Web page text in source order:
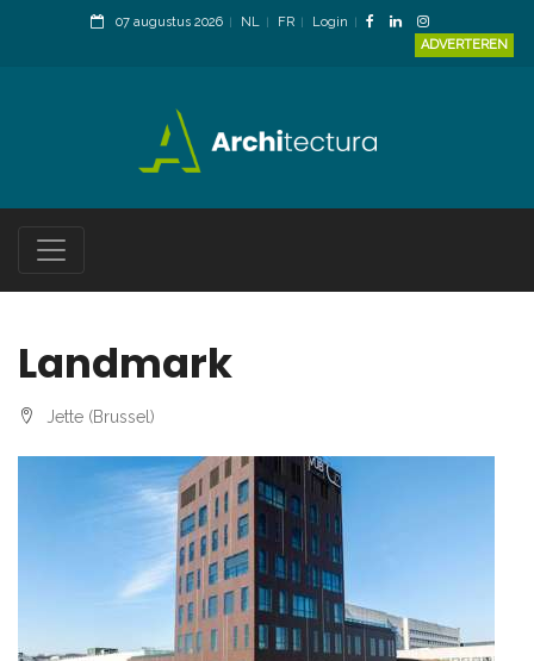
07 augustus 2026 NL FR
Login
ADVERTEREN
Landmark
Jette (Brussel)